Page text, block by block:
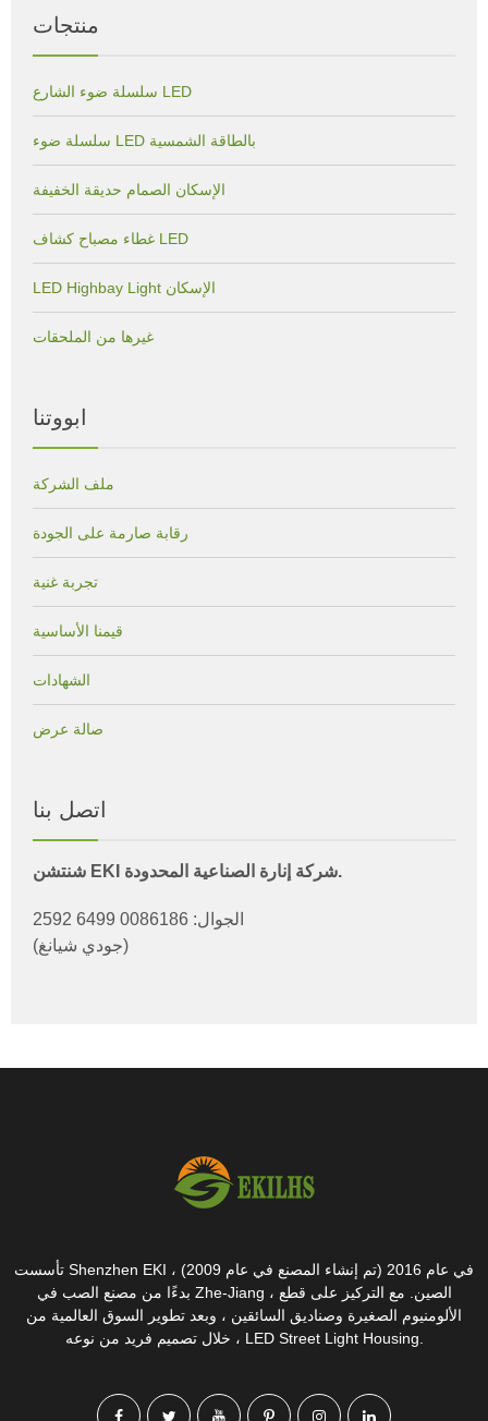
منتجات
سلسلة ضوء الشارع LED
سلسلة ضوء LED بالطاقة الشمسية
الإسكان الصمام حديقة الخفيفة
غطاء مصباح كشاف LED
LED Highbay Light الإسكان
غيرها من الملحقات
ابووتنا
ملف الشركة
رقابة صارمة على الجودة
تجربة غنية
قيمنا الأساسية
الشهادات
صالة عرض
اتصل بنا
شنتشن EKI شركة إنارة الصناعية المحدودة.
الجوال: 0086186 6499 2592
(جودي شيانغ)
تأسست Shenzhen EKI في عام 2016 (تم إنشاء المصنع في عام 2009) ،
بدءًا من مصنع الصب في Zhe-Jiang ، الصين. مع التركيز على قطع
الألومنيوم الصغيرة وصناديق السائقين ، وبعد تطوير السوق العالمية من
خلال تصميم فريد من نوعه ، LED Street Light Housing.